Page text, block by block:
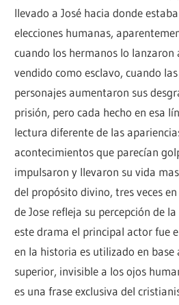
llevado a José hacia donde
elecciones humanas,
cuando los hermanos lo lanzaron
vendido como esclavo, cuando
personajes aumentaron sus
prisión, pero cada hecho en esa
lectura diferente de las
acontecimientos que parecían
impulsaron y llevaron su vida
del propósito divino, tres veces
de Jose refleja su percepción de
este drama el principal actor fue
en la historia es utilizado en base
superior, invisible a los ojos
es una frase exclusiva del